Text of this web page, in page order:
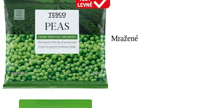
Mražené